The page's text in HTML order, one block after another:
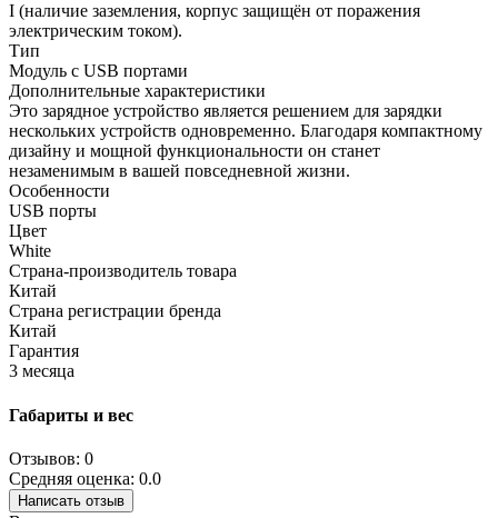
I (наличие заземления, корпус защищён от поражения
электрическим током).
Тип
Модуль с USB портами
Дополнительные характеристики
Это зарядное устройство является решением для зарядки
нескольких устройств одновременно. Благодаря компактному
дизайну и мощной функциональности он станет
незаменимым в вашей повседневной жизни.
Особенности
USB порты
Цвет
White
Страна-производитель товара
Китай
Страна регистрации бренда
Китай
Гарантия
3 месяца
Габариты и вес
Отзывов: 0
Средняя оценка: 0.0
Написать отзыв